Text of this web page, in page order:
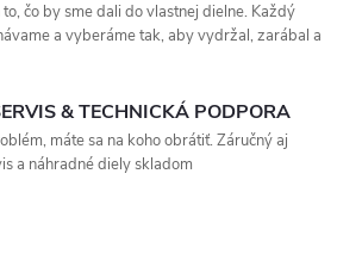
čo by sme dali do vlastnej dielne. Každý
a vyberáme tak, aby vydržal, zarábal a
& TECHNICKÁ PODPORA
máte sa na koho obrátiť. Záručný aj
a náhradné diely skladom